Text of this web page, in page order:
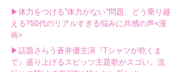
▶体力をつける“体力がない”問題、どう乗り越
える?50代のリアルすぎる悩みに共感の声<漫
画>
▶話題さらう蒼井優主演『Tシャツが乾くま
で』盛り上げるスピッツ主題歌がスゴい。流